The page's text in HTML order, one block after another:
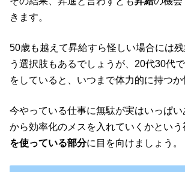
きます。
50歳も越えて昇給すら怪しい場合には
う選択肢もあるでしょうが、20代30代
をしていると、いつまで体力的に持つか
今やっている仕事に無駄が実はいっぱ
から効率化のメスを入れていくかという
を使っている部分に目を向けましょう。